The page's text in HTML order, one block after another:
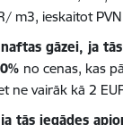
m3, ieskaitot PVN
gāzei, ja
no cenas, kas
ne vairāk kā 2
tās iegādes